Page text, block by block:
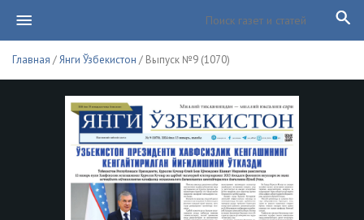
Главная /Янги Ўзбекистон / Выпуск №9 (1070)